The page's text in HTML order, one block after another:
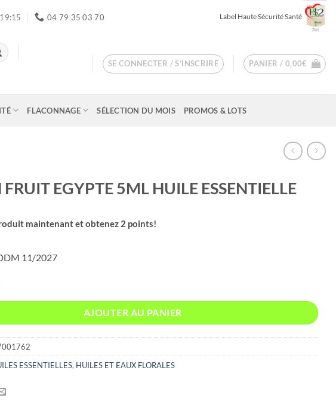
04 79 35 03 70 Label Haute Sécurité Santé
SE CONNECTER / S’INSCRIRE PANIER / 0,00€
FLACONNAGE SÉLECTION DU MOIS PROMOS & LOTS
EGYPTE 5ML HUILE ESSENTIELLE
maintenant et obtenez 2 points!
11/2027
FRUIT EGYPTE 5ML HUILE ESSENTIELLE
AJOUTER AU PANIER
ESSENTIELLES, HUILES ET EAUX FLORALES